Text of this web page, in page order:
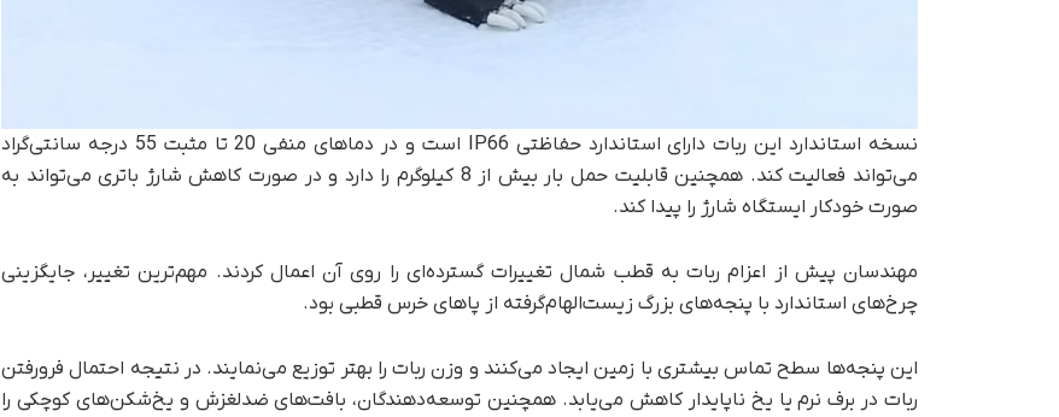
نسخه استاندارد این ربات دارای استاندارد حفاظتی IP66 است و در دماهای منفی 20 تا مثبت 55 درجه سانتی‌گراد
می‌تواند فعالیت کند. همچنین قابلیت حمل بار بیش از 8 کیلوگرم را دارد و در صورت کاهش شارژ باتری می‌تواند به‌
صورت خودکار ایستگاه شارژ را پیدا کند.
مهندسان پیش از اعزام ربات به قطب شمال تغییرات گسترده‌ای را روی آن اعمال کردند. مهم‌ترین تغییر، جایگزینی
چرخ‌های استاندارد با پنجه‌های بزرگ زیست‌الهام‌گرفته از پاهای خرس قطبی بود.
این پنجه‌ها سطح تماس بیشتری با زمین ایجاد می‌کنند و وزن ربات را بهتر توزیع می‌نمایند. در نتیجه احتمال فرورفتن
ربات در برف نرم یا یخ ناپایدار کاهش می‌یابد. همچنین توسعه‌دهندگان، بافت‌های ضدلغزش و یخ‌شکن‌های کوچکی را